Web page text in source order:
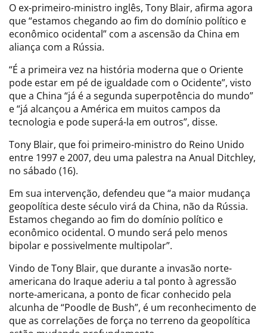
O ex-primeiro-ministro inglês, Tony Blair, afirma agora
que “estamos chegando ao fim do domínio político e
econômico ocidental” com a ascensão da China em
aliança com a Rússia.
“É a primeira vez na história moderna que o Oriente
pode estar em pé de igualdade com o Ocidente”, visto
que a China “já é a segunda superpotência do mundo”
e “já alcançou a América em muitos campos da
tecnologia e pode superá-la em outros”, disse.
Tony Blair, que foi primeiro-ministro do Reino Unido
entre 1997 e 2007, deu uma palestra na Anual Ditchley,
no sábado (16).
Em sua intervenção, defendeu que “a maior mudança
geopolítica deste século virá da China, não da Rússia.
Estamos chegando ao fim do domínio político e
econômico ocidental. O mundo será pelo menos
bipolar e possivelmente multipolar”.
Vindo de Tony Blair, que durante a invasão norte-
americana do Iraque aderiu a tal ponto à agressão
norte-americana, a ponto de ficar conhecido pela
alcunha de “Poodle de Bush”, é um reconhecimento de
que as correlações de força no terreno da geopolítica